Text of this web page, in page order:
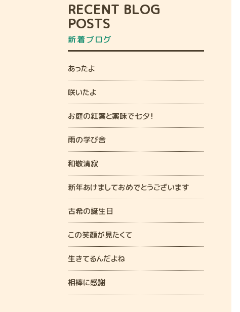
RECENT BLOG
POSTS
新着ブログ
あったよ
咲いたよ
お庭の紅葉と薬味で七夕！
雨の学び舎
和敬清寂
新年あけましておめでとうございます
古希の誕生日
この笑顔が見たくて
生きてるんだよね
相棒に感謝